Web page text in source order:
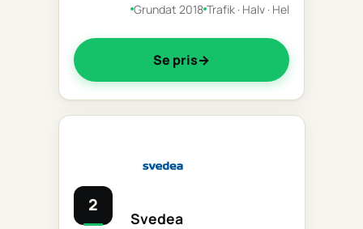
Grundat 2018 Trafik · Halv · Hel
Se pris
2
Svedea